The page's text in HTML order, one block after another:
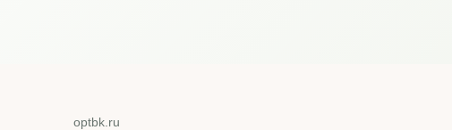
optbk.ru